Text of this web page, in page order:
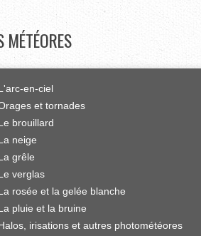
MÉTÉORES
en-ciel
et tornades
brouillard
neige
grêle
verglas
rosée et la gelée blanche
pluie et la bruine
irisations et autres photométéores